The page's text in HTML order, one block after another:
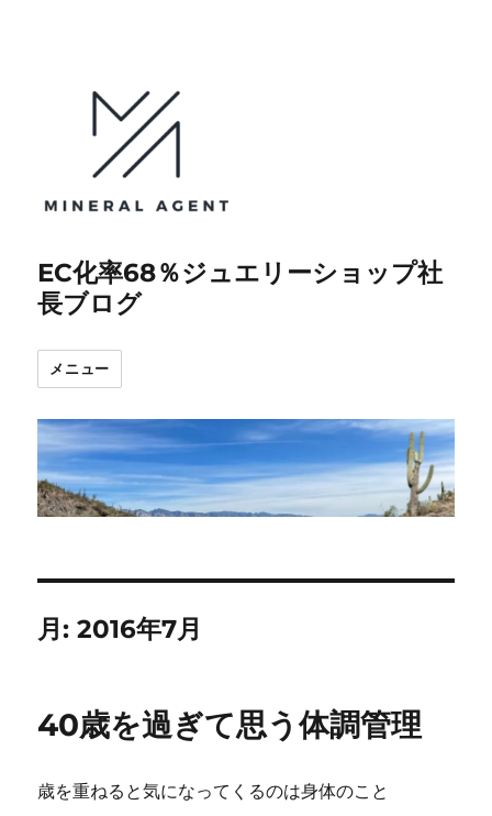
EC化率68％ジュエリーショップ社
長ブログ
メニュー
月:2016年7月
40歳を過ぎて思う体調管理
歳を重ねると気になってくるのは身体のこと